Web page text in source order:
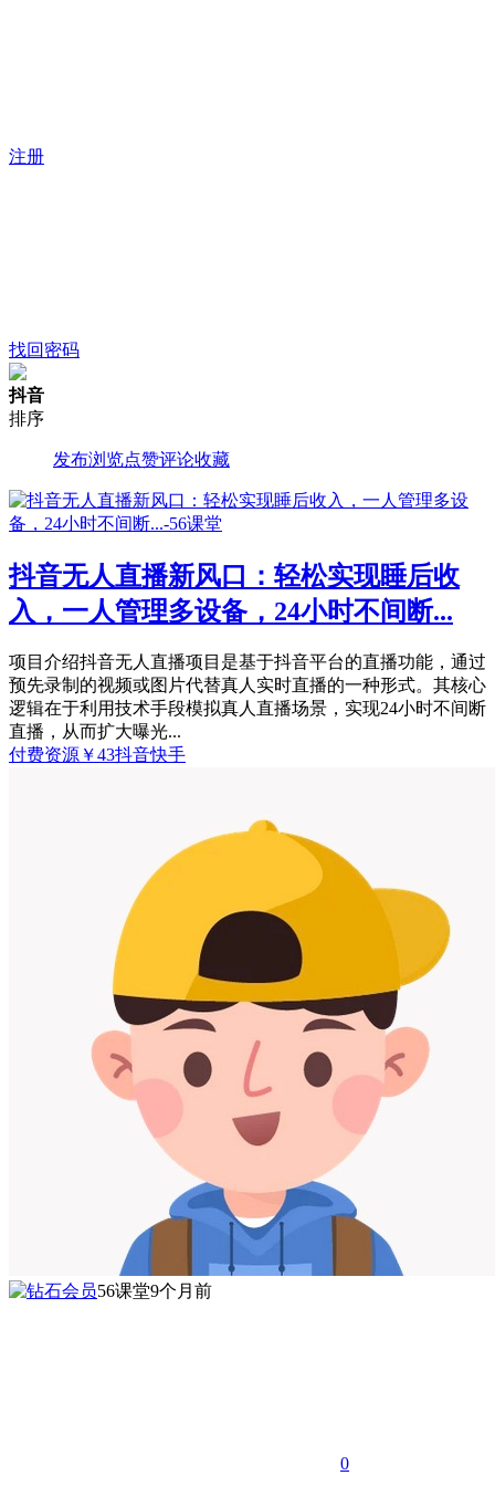
注册
找回密码
抖音
排序
发布浏览点赞评论收藏
抖音无人直播新风口：轻松实现睡后收
入，一人管理多设备，24小时不间断...
项目介绍抖音无人直播项目是基于抖音平台的直播功能，通过
预先录制的视频或图片代替真人实时直播的一种形式。其核心
逻辑在于利用技术手段模拟真人直播场景，实现24小时不间断
直播，从而扩大曝光...
付费资源 ￥43抖音快手
56课堂9个月前
0